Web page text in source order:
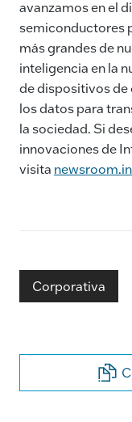
avanzamos en el
semiconductores
más grandes de
inteligencia en la
de dispositivos
los datos para
la sociedad. Si
innovaciones de
visita
Corporativa